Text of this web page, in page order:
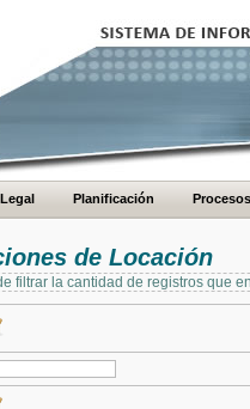
Planificación Procesos
de Locación
filtrar la cantidad de registros que